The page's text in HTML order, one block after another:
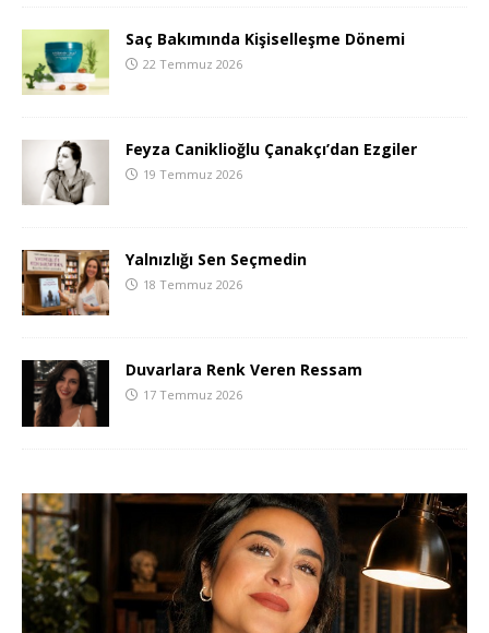
Saç Bakımında Kişiselleşme Dönemi
22 Temmuz 2026
Feyza Caniklioğlu Çanakçı’dan Ezgiler
19 Temmuz 2026
Yalnızlığı Sen Seçmedin
18 Temmuz 2026
Duvarlara Renk Veren Ressam
17 Temmuz 2026